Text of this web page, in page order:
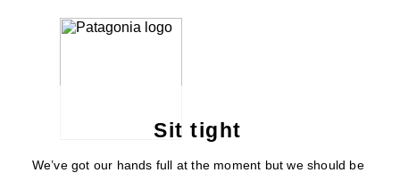
Sit tight
We’ve got our hands full at the moment but we should be